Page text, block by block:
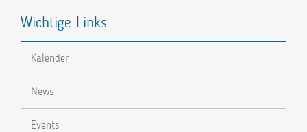
Wichtige Links
Kalender
News
Events